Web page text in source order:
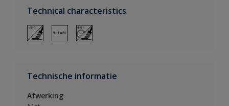
Technical characteristics
Technische informatie
Afwerking